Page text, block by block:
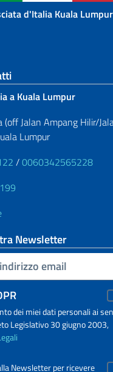
d'Italia Kuala Lumpur
footer
a Kuala Lumpur
(off Jalan Ampang Hilir/
Lumpur
/0060342565228
Newsletter
dei miei dati personali ai
Legislativo 30 giugno 2003,
Newsletter per ricevere